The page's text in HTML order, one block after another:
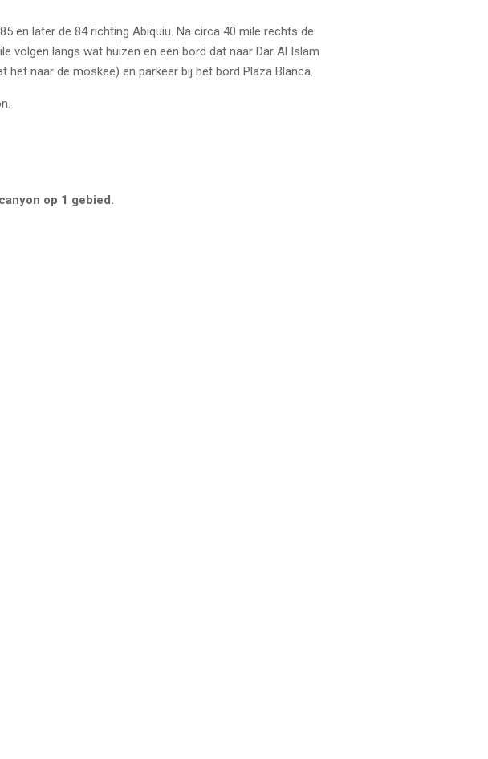
en later de 84 richting Abiquiu. Na circa 40 mile rechts de
volgen langs wat huizen en een bord dat naar Dar Al Islam
naar de moskee) en parkeer bij het bord Plaza Blanca.
op 1 gebied.